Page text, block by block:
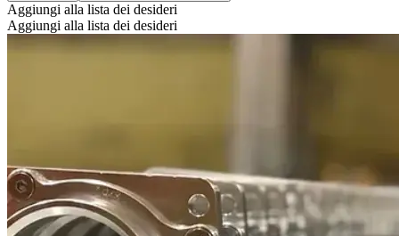
Aggiungi alla lista dei desideri
Aggiungi alla lista dei desideri